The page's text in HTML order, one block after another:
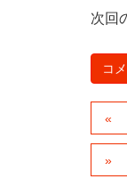
次回